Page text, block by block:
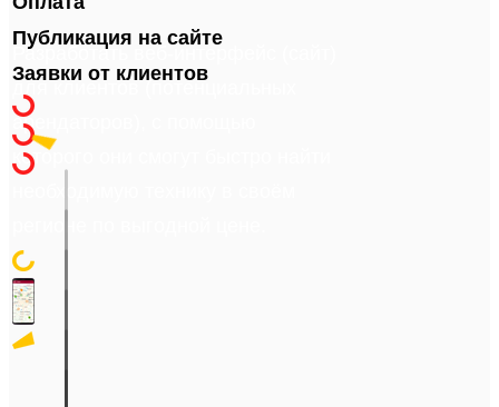
Разработать веб-интерфейс (сайт)
для клиентов (потенциальных
арендаторов), с помощью
которого они смогут быстро найти
Публикация на сайте
Заявки от клиентов